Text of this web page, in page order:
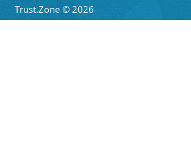
Trust.Zone © 2026